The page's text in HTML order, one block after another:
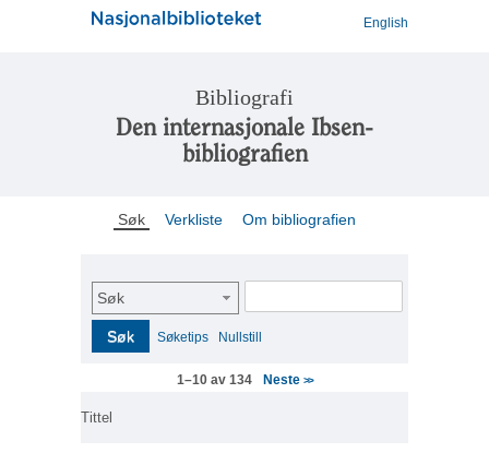
English
Bibliografi
Den internasjonale Ibsen-
bibliografien
Søk Verkliste Om bibliografien
Søk
Søk Søketips Nullstill
1–10 av 134 Neste >>
Tittel